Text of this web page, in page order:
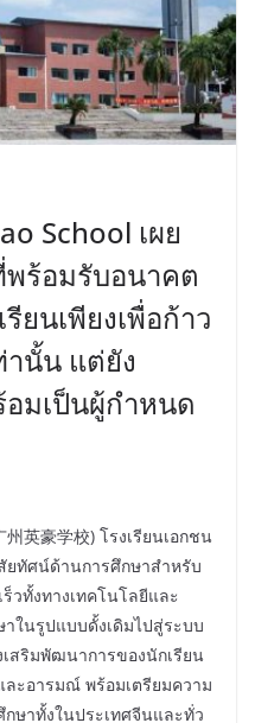
School เผย
ร้อมรับอนาคต
ยนเพียงเพื่อก้าว
านั้น แต่ยัง
อมเป็นผู้กำหนด
英豪学校) โรงเรียนเอกชน
ยทัศน์ด้านการศึกษาสำหรับ
วทั้งทางเทคโนโลยีและ
ในรูปแบบดั้งเดิมไปสู่ระบบ
สริมพัฒนาการของนักเรียน
ะอารมณ์ พร้อมเตรียมความ
ษาทั้งในประเทศจีนและทั่ว